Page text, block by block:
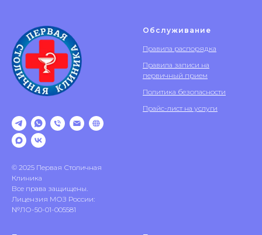
© 2025 Первая Столичная
Клиника
Все права защищены.
Лицензия МОЗ России:
№ЛО-50-01-005581
Обслуживание
Правила распорядка
Правила записи на
первичный прием
Политика безопасности
Прайс-лист на услуги